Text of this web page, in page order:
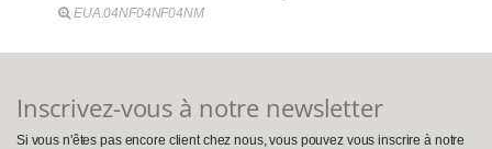
EUA.04NF04NF04NM
Inscrivez-vous à notre newsletter
Si vous n'êtes pas encore client chez nous, vous pouvez vous inscrire à notre